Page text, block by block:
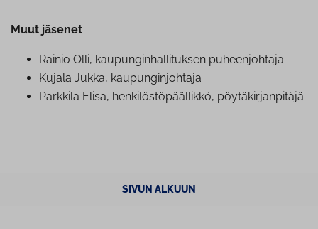
Muut jäsenet
Rainio Olli, kau­pun­gin­hal­li­tuk­sen pu­heen­joh­ta­ja
Kujala Jukka, kau­pun­gin­joh­ta­ja
Parkkila Elisa, hen­ki­lös­tö­pääl­lik­kö, pöy­tä­kir­jan­pi­tä­jä
SIVUN ALKUUN